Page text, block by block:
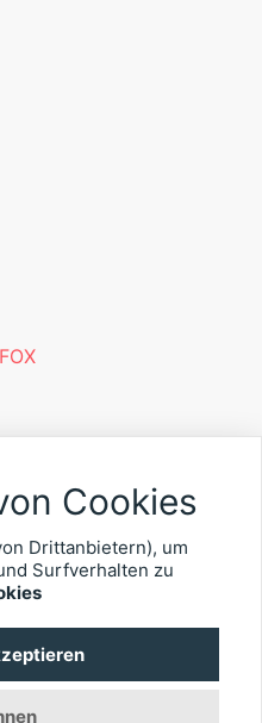
Cookies
Drittanbietern), um
Surfverhalten zu